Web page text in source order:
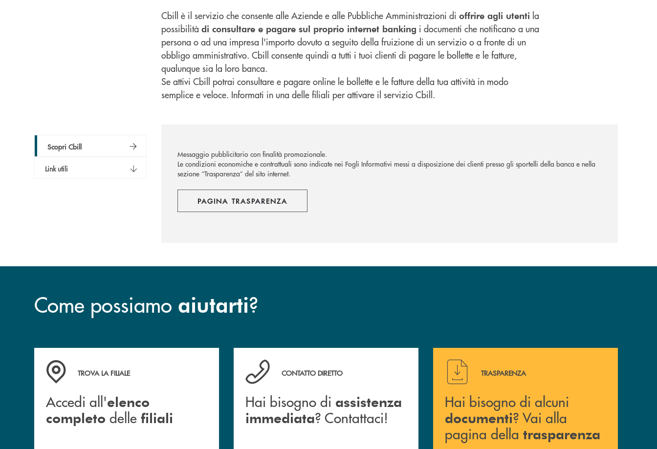
Scopri Cbill
Link utili
Cbill è il servizio che consente alle Aziende e alle Pubbliche Amministrazioni di offrire agli utenti la
possibilità di consultare e pagare sul proprio internet banking i documenti che notificano a una
persona o ad una impresa l'importo dovuto a seguito della fruizione di un servizio o a fronte di un
obbligo amministrativo. Cbill consente quindi a tutti i tuoi clienti di pagare le bollette e le fatture,
qualunque sia la loro banca.
Se attivi Cbill potrai consultare e pagare online le bollette e le fatture della tua attività in modo
semplice e veloce. Informati in una delle filiali per attivare il servizio Cbill.
Messaggio pubblicitario con finalità promozionale.
Le condizioni economiche e contrattuali sono indicate nei Fogli Informativi messi a disposizione dei clienti presso gli sportelli della banca e nella
sezione “Trasparenza” del sito internet.
PAGINA TRASPARENZA
Come possiamo aiutarti?
Accedi all' elenco completo delle filiali
TROVA LA FILIALE
Accedi all'elenco
completo delle filiali
Hai bisogno di assistenza immediata ? Contattaci!
CONTATTO DIRETTO
Hai bisogno di assistenza
immediata? Contattaci!
Hai bisogno di alcuni documenti ? Vai alla pagina della
TRASPARENZA
Hai bisogno di alcuni
documenti? Vai alla
pagina della trasparenza